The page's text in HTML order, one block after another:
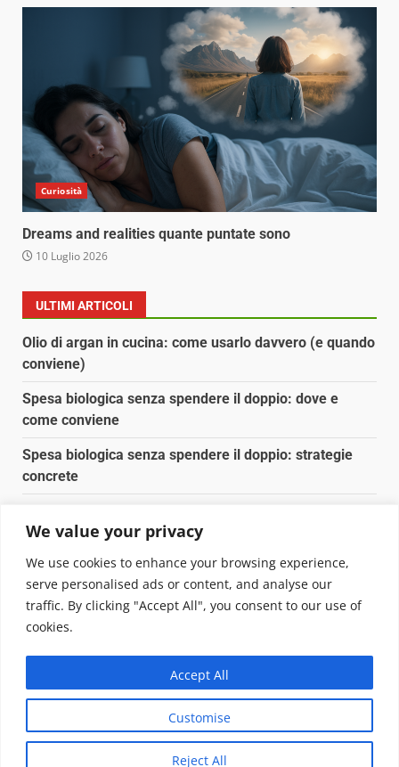
We value your privacy
We use cookies to enhance your browsing experience,
serve personalised ads or content, and analyse our
traffic. By clicking "Accept All", you consent to our use of
cookies.
Customise
Reject All
Accept All
Curiosità
Dreams and realities quante puntate sono
10 Luglio 2026
ULTIMI ARTICOLI
Olio di argan in cucina: come usarlo davvero (e quando
conviene)
Spesa biologica senza spendere il doppio: dove e
come conviene
Spesa biologica senza spendere il doppio: strategie
concrete
Pulizia naturale della casa: 3 ingredienti che
sostituiscono 10 prodotti chimici
Copyright © 2025 Biopianeta.it proprietà di Jws Media
Questo blog non è una testata giornalistica, in quanto
viene aggiornato senza alcuna periodicità. Non può
pertanto considerarsi un prodotto editoriale ai sensi
della legge n. 62 del 07.03.2001|DarkNewsvon AF
themes.